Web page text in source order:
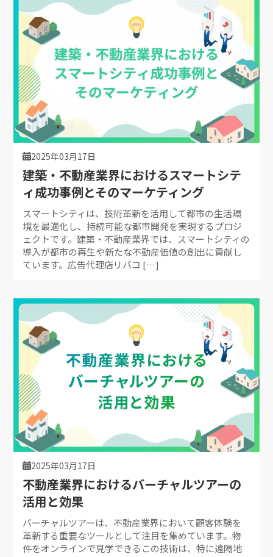
2025年03月17日
建築・不動産業界におけるスマートシテ
ィ成功事例とそのマーケティング
スマートシティは、技術革新を活用して都市の生活環
境を最適化し、持続可能な都市開発を実現するプロジ
ェクトです。建築・不動産業界では、スマートシティの
導入が都市の再生や新たな不動産価値の創出に貢献し
ています。広告代理店リバコ […]
2025年03月17日
不動産業界におけるバーチャルツアーの
活用と効果
バーチャルツアーは、不動産業界において顧客体験を
革新する重要なツールとして注目を集めています。物
件をオンラインで見学できるこの技術は、特に遠隔地